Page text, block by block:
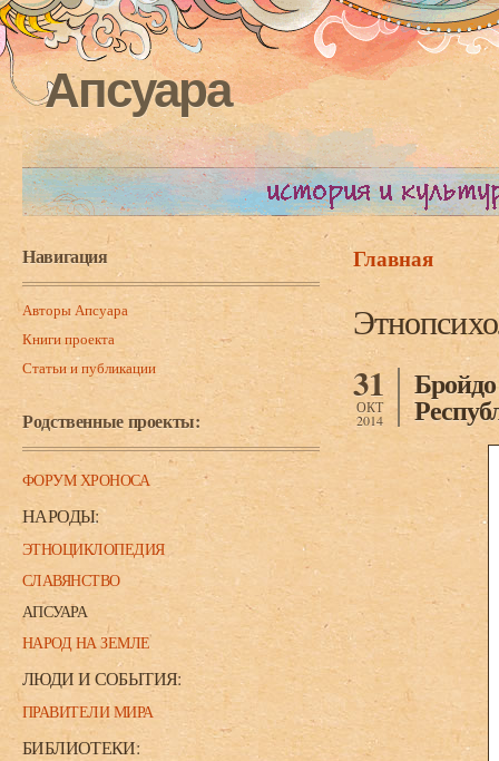
Апсуара
Навигация
Авторы Апсуара
Книги проекта
Статьи и публикации
Родственные проекты:
ФОРУМ ХРОНОСА
НАРОДЫ:
ЭТНОЦИКЛОПЕДИЯ
СЛАВЯНСТВО
АПСУАРА
НАРОД НА ЗЕМЛЕ
ЛЮДИ И СОБЫТИЯ:
ПРАВИТЕЛИ МИРА
БИБЛИОТЕКИ:
Вы здесь
Главная
31
ОКТ
2014